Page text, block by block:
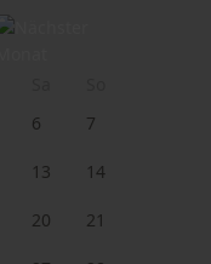
6 7
13 14
20 21